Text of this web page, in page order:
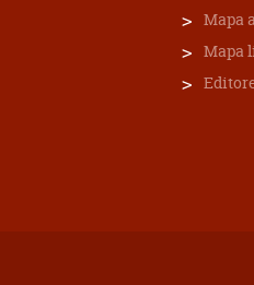
Mapa
Mapa